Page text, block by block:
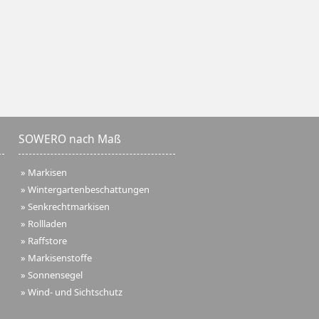
SOWERO nach Maß
» Markisen
» Wintergartenbeschattungen
» Senkrechtmarkisen
» Rollladen
» Raffstore
» Markisenstoffe
» Sonnensegel
» Wind- und Sichtschutz